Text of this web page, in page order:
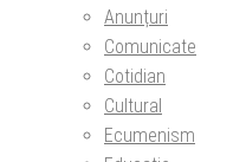
Anunțuri
Comunicate
Cotidian
Cultural
Ecumenism